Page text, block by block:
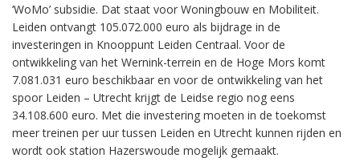
‘WoMo’ subsidie. Dat staat voor Woningbouw en Mobiliteit.
Leiden ontvangt 105.072.000 euro als bijdrage in de
investeringen in Knooppunt Leiden Centraal. Voor de
ontwikkeling van het Wernink-terrein en de Hoge Mors komt
7.081.031 euro beschikbaar en voor de ontwikkeling van het
spoor Leiden – Utrecht krijgt de Leidse regio nog eens
34.108.600 euro. Met die investering moeten in de toekomst
meer treinen per uur tussen Leiden en Utrecht kunnen rijden en
wordt ook station Hazerswoude mogelijk gemaakt.